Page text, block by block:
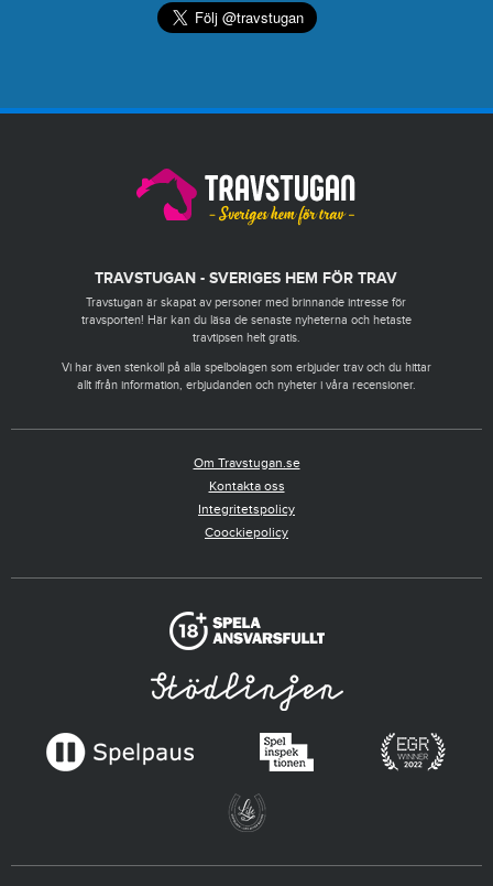
TRAVSTUGAN - SVERIGES HEM FÖR TRAV
Travstugan är skapat av personer med brinnande intresse för
travsporten! Här kan du läsa de senaste nyheterna och hetaste
travtipsen helt gratis.
Vi har även stenkoll på alla spelbolagen som erbjuder trav och du hittar
allt ifrån information, erbjudanden och nyheter i våra recensioner.
Om Travstugan.se
Kontakta oss
Integritetspolicy
Coockiepolicy